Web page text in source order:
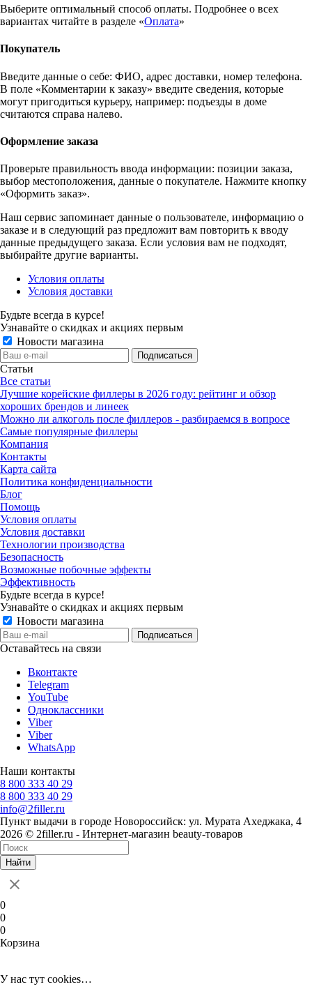
Выберите оптимальный способ оплаты. Подробнее о всех
вариантах читайте в разделе «Оплата»
Покупатель
Введите данные о себе: ФИО, адрес доставки, номер телефона.
В поле «Комментарии к заказу» введите сведения, которые
могут пригодиться курьеру, например: подъезды в доме
считаются справа налево.
Оформление заказа
Проверьте правильность ввода информации: позиции заказа,
выбор местоположения, данные о покупателе. Нажмите кнопку
«Оформить заказ».
Наш сервис запоминает данные о пользователе, информацию о
заказе и в следующий раз предложит вам повторить к вводу
данные предыдущего заказа. Если условия вам не подходят,
выбирайте другие варианты.
Условия оплаты
Условия доставки
Будьте всегда в курсе!
Узнавайте о скидках и акциях первым
Новости магазина
Статьи
Все статьи
Лучшие корейские филлеры в 2026 году: рейтинг и обзор
хороших брендов и линеек
Можно ли алкоголь после филлеров - разбираемся в вопросе
Самые популярные филлеры
Компания
Контакты
Карта сайта
Политика конфиденциальности
Блог
Помощь
Условия оплаты
Условия доставки
Технологии производства
Безопасность
Возможные побочные эффекты
Эффективность
Будьте всегда в курсе!
Узнавайте о скидках и акциях первым
Новости магазина
Оставайтесь на связи
Вконтакте
Telegram
YouTube
Одноклассники
Viber
Viber
WhatsApp
Наши контакты
8 800 333 40 29
8 800 333 40 29
info@2filler.ru
Пункт выдачи в городе Новороссийск: ул. Мурата Ахеджака, 4
2026 © 2filler.ru - Интернет-магазин beauty-товаров
Найти
0
0
0
Корзина
У нас тут cookies…